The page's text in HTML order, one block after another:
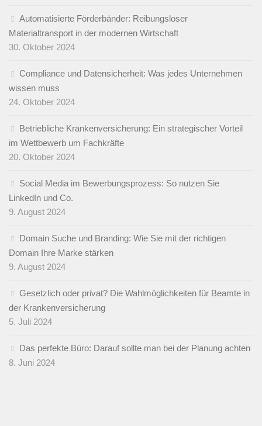
Automatisierte Förderbänder: Reibungsloser
Materialtransport in der modernen Wirtschaft
30. Oktober 2024
Compliance und Datensicherheit: Was jedes Unternehmen
wissen muss
24. Oktober 2024
Betriebliche Krankenversicherung: Ein strategischer Vorteil
im Wettbewerb um Fachkräfte
20. Oktober 2024
Social Media im Bewerbungsprozess: So nutzen Sie
LinkedIn und Co.
9. August 2024
Domain Suche und Branding: Wie Sie mit der richtigen
Domain Ihre Marke stärken
9. August 2024
Gesetzlich oder privat? Die Wahlmöglichkeiten für Beamte in
der Krankenversicherung
5. Juli 2024
Das perfekte Büro: Darauf sollte man bei der Planung achten
8. Juni 2024